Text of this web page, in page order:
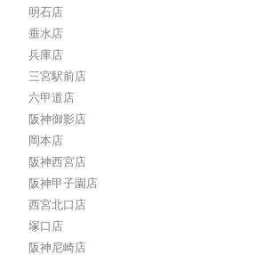
明石店
垂水店
兵庫店
三宮駅前店
六甲道店
阪神御影店
岡本店
阪神西宮店
阪神甲子園店
西宮北口店
塚口店
阪神尼崎店